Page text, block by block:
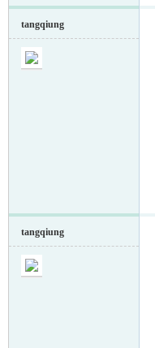
tangqiung
tangqiung